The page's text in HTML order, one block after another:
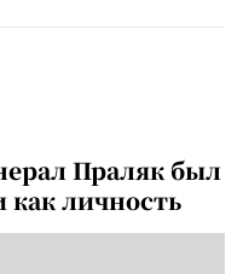
Праляк был
как личность